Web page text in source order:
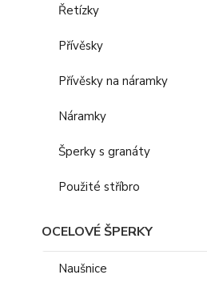
Řetízky
Přívěsky
Přívěsky na náramky
Náramky
Šperky s granáty
Použité stříbro
OCELOVÉ ŠPERKY
Naušnice